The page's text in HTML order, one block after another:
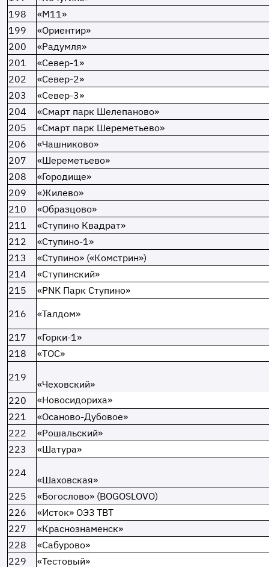
198
«М11»
199
«Ориентир»
200
«Радумля»
201
«Север-1»
202
«Север-2»
203
«Север-3»
204
«Смарт парк Шелепаново»
205
«Смарт парк Шереметьево»
206
«Чашниково»
207
«Шереметьево»
208
«Городище»
209
«Жилево»
210
«Образцово»
211
«Ступино Квадрат»
212
«Ступино-1»
213
«Ступино» («Комстрин»)
214
«Ступинский»
215
«PNK Парк Ступино»
216
«Талдом»
217
«Горки-1»
218
«ТОС»
219
«Чеховский»
220
«Новосидориха»
221
«Осаново-Дубовое»
222
«Рошальский»
223
«Шатура»
224
«Шаховская»
225
«Богослово» (BOGOSLOVO)
226
«Исток» ОЭЗ ТВТ
227
«Краснознаменск»
228
«Сабурово»
229
«Тестовый»